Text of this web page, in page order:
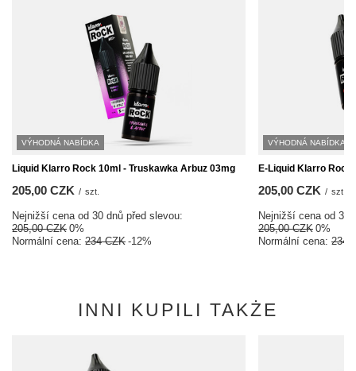
VÝHODNÁ NABÍDKA
Liquid Klarro Rock 10ml - Truskawka Arbuz 03mg
205,00 CZK / szt.
Nejnižší cena od 30 dnů před slevou:
205,00 CZK 0%
Normální cena: 234 CZK -12%
VÝHODNÁ NABÍDKA
E-Liquid Klarro
205,00 CZK / szt.
Nejnižší cena od 30
205,00 CZK 0%
Normální cena: 234
INNI KUPILI TAKŻE